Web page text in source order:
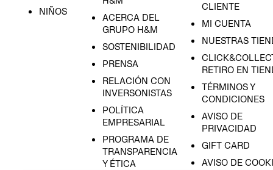
NIÑOS
ACERCA DEL
GRUPO H&M
SOSTENIBILIDAD
PRENSA
RELACIÓN CON
INVERSONISTAS
POLÍTICA
EMPRESARIAL
PROGRAMA DE
TRANSPARENCIA
Y ÉTICA
CLIENTE
MI CUENTA
NUESTRAS
RETIRO EN
TÉRMINOS Y
CONDICIONES
AVISO DE
PRIVACIDAD
GIFT CARD
AVISO DE